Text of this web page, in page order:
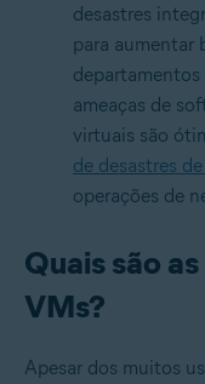
desastres
para aumentar
departamentos
ameaças de
virtuais são
de desastres
operações de
Quais são
VMs?
Apesar dos muitos